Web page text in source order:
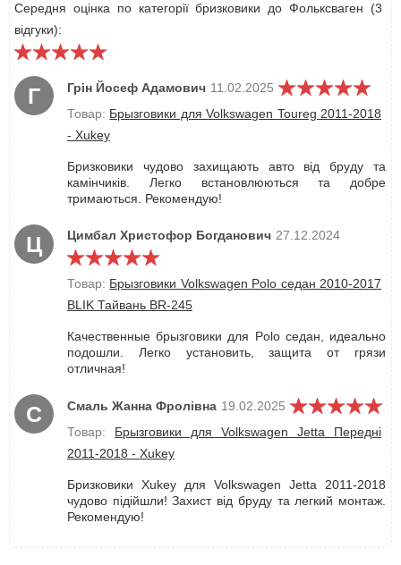
Середня оцінка по категорії бризковики до Фольксваген (3
відгуки):
Г Грін Йосеф Адамович 11.02.2025
Товар: Брызговики для Volkswagen Toureg 2011-2018
- Xukey
Бризковики чудово захищають авто від бруду та
камінчиків. Легко встановлюються та добре
тримаються. Рекомендую!
Ц Цимбал Христофор Богданович 27.12.2024
Товар: Брызговики Volkswagen Polo седан 2010-2017
BLIK Тайвань BR-245
Качественные брызговики для Polo седан, идеально
подошли. Легко установить, защита от грязи
отличная!
С Смаль Жанна Фролівна 19.02.2025
Товар: Брызговики для Volkswagen Jetta Передні
2011-2018 - Xukey
Бризковики Xukey для Volkswagen Jetta 2011-2018
чудово підійшли! Захист від бруду та легкий монтаж.
Рекомендую!